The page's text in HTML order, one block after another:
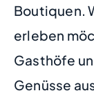
Boutiquen.
erleben
Gasthöfe
Genüsse